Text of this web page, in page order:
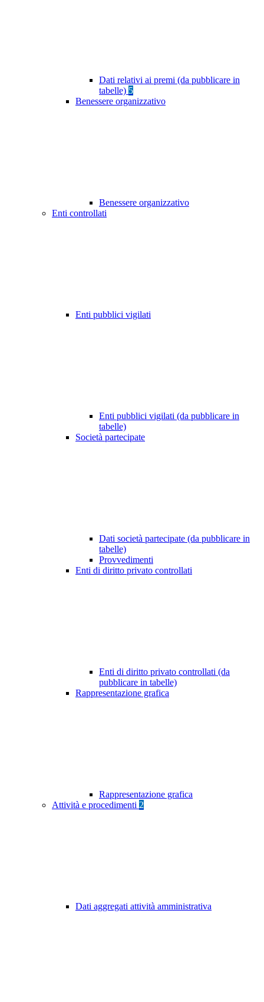
Dati relativi ai premi (da pubblicare in
tabelle) 5
Benessere organizzativo
Benessere organizzativo
Enti controllati
Enti pubblici vigilati
Enti pubblici vigilati (da pubblicare in
tabelle)
Società partecipate
Dati società partecipate (da pubblicare in
tabelle)
Provvedimenti
Enti di diritto privato controllati
Enti di diritto privato controllati (da
pubblicare in tabelle)
Rappresentazione grafica
Rappresentazione grafica
Attività e procedimenti 2
Dati aggregati attività amministrativa